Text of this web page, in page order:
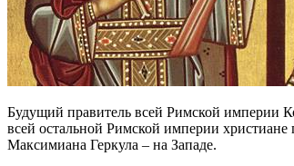
Будущий правитель всей Римской империи
всей остальной Римской империи
Максимиана Геркула – на Западе.